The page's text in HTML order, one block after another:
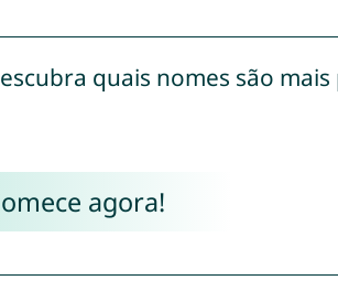
quais nomes são
agora!